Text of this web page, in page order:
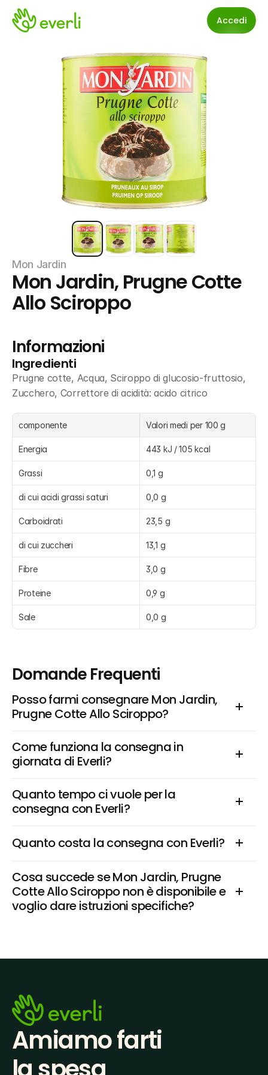
Accedi
Mon Jardin
Mon Jardin, Prugne Cotte
Allo Sciroppo
Informazioni
Ingredienti
Prugne cotte, Acqua, Sciroppo di glucosio-fruttosio,
Zucchero, Correttore di acidità: acido citrico
componente Valori medi per 100 g
Energia 443 kJ / 105 kcal
Grassi 0,1 g
di cui acidi grassi saturi 0,0 g
Carboidrati 23,5 g
di cui zuccheri 13,1 g
Fibre 3,0 g
Proteine 0,9 g
Sale 0,0 g
Domande Frequenti
Posso farmi consegnare Mon Jardin,
Prugne Cotte Allo Sciroppo?
Come funziona la consegna in
giornata di Everli?
Quanto tempo ci vuole per la
consegna con Everli?
Quanto costa la consegna con Everli?
Cosa succede se Mon Jardin, Prugne
Cotte Allo Sciroppo non è disponibile e
voglio dare istruzioni specifiche?
Amiamo farti